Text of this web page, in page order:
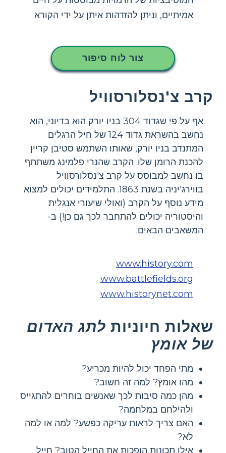
אמיתיים, וניתן להזדהות איתן על ידי הקורא
צור לוח סיפור
קרב צ'נסלורסוויל
אף על פי שגדוד 304 בניו יורק הוא בדיוני, הוא
נחשב בהשראת גדוד 124 של חיל הרגלים
המתנדב בניו יורק, שאותו השתמש סטיבן קריין
להכנת הרומן שלו. הקרב שהנרי פלמינג משתתף
בו נחשב למבוסס על קרב צ'נסלורסוויל
בווירג'יניה בשנת 1863. התלמידים יכולים למצוא
מידע נוסף על הקרב (ואולי שיעורי אנגלית
והיסטוריה יכולים להתחבר לכך גם כן!) ב-
המשאבים הבאים:
www.history.com
www.battlefields.org
www.historynet.com
שאלות חיוניות לתג האדום
של אומץ
מתי הפחד יכול להיות מכריע?
מהו אומץ? למה זה חשוב?
מהן כמה סיבות לכך שאנשים בוחרים להתגייס
ולהילחם במלחמה?
האם צריך לראות עריקה כפשע? למה או למה
לא?
אילו תכונות הופכות את החייל הטוב? חייל